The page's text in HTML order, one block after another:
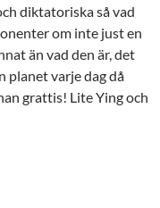
diktatoriska så vad
om inte just en
än vad den är, det
planet varje dag då
grattis! Lite Ying och